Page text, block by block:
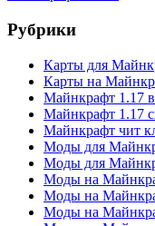
Рубрики
Карты для
Карты на
Майнкрафт 1.17
Майнкрафт 1.17
Майнкрафт чит
Моды для
Моды для
Моды на
Моды на
Моды на